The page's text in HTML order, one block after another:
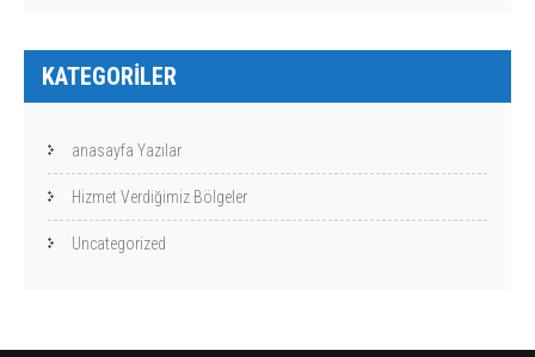
KATEGORILER
anasayfa Yazılar
Hizmet Verdiğimiz Bölgeler
Uncategorized